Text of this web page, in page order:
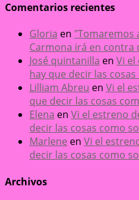
Comentarios recientes
Gloria en "Tomaremos
Carmona irá en contra
José quintanilla en Vi el
hay que decir las
Lilliam Abreu en Vi el
que decir las cosas
Elena en Vi el estreno
decir las cosas como
Marlene en Vi el
decir las cosas como
Archivos